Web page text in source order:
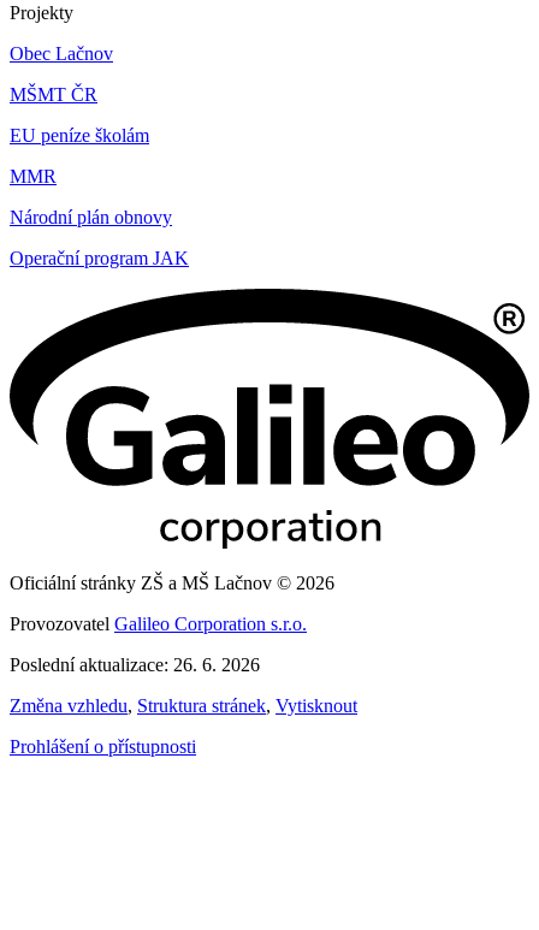
Projekty
Obec Lačnov
MŠMT ČR
EU peníze školám
MMR
Národní plán obnovy
Operační program JAK
Oficiální stránky ZŠ a MŠ Lačnov © 2026
Provozovatel Galileo Corporation s.r.o.
Poslední aktualizace: 26. 6. 2026
Změna vzhledu, Struktura stránek, Vytisknout
Prohlášení o přístupnosti